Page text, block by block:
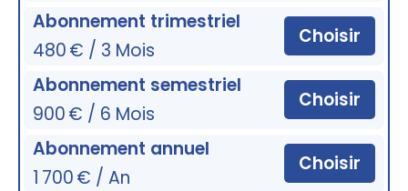
Abonnement trimestriel
480 € / 3 Mois
Choisir
Abonnement semestriel
900 € / 6 Mois
Choisir
Abonnement annuel
1 700 € / An
Choisir